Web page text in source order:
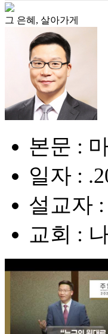
그 은혜, 살아가게
본문 :
일자 :
설교자
교회 :